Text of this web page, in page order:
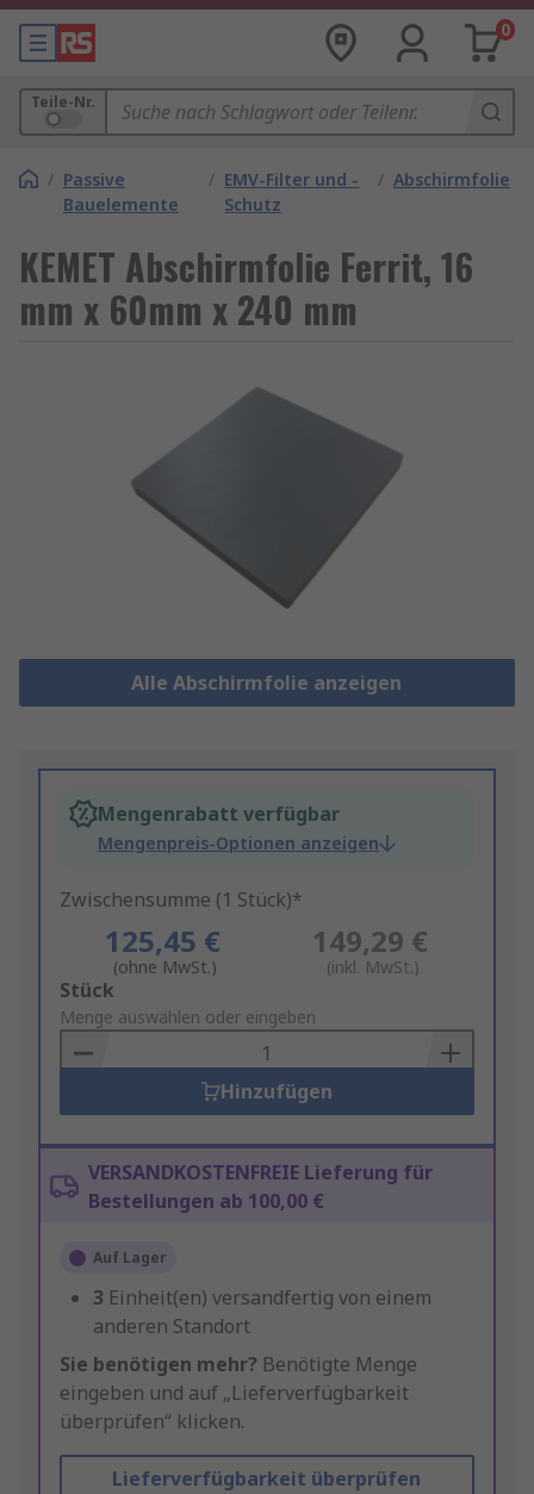
0
Teile-Nr.
/ Passive
Bauelemente
/ EMV-Filter und -
Schutz
/ Abschirmfolie
KEMET Abschirmfolie Ferrit, 16
mm x 60mm x 240 mm
Alle Abschirmfolie anzeigen
Mengenrabatt verfügbar
Mengenpreis-Optionen anzeigen
Zwischensumme (1 Stück)*
125,45 €
(ohne MwSt.)
149,29 €
(inkl. MwSt.)
Add
to
Basket
Stück
Menge auswählen oder eingeben
Hinzufügen
VERSANDKOSTENFREIE Lieferung für
Bestellungen ab 100,00 €
Auf Lager
3 Einheit(en) versandfertig von einem
anderen Standort
Sie benötigen mehr? Benötigte Menge
eingeben und auf „Lieferverfügbarkeit
überprüfen“ klicken.
Lieferverfügbarkeit überprüfen